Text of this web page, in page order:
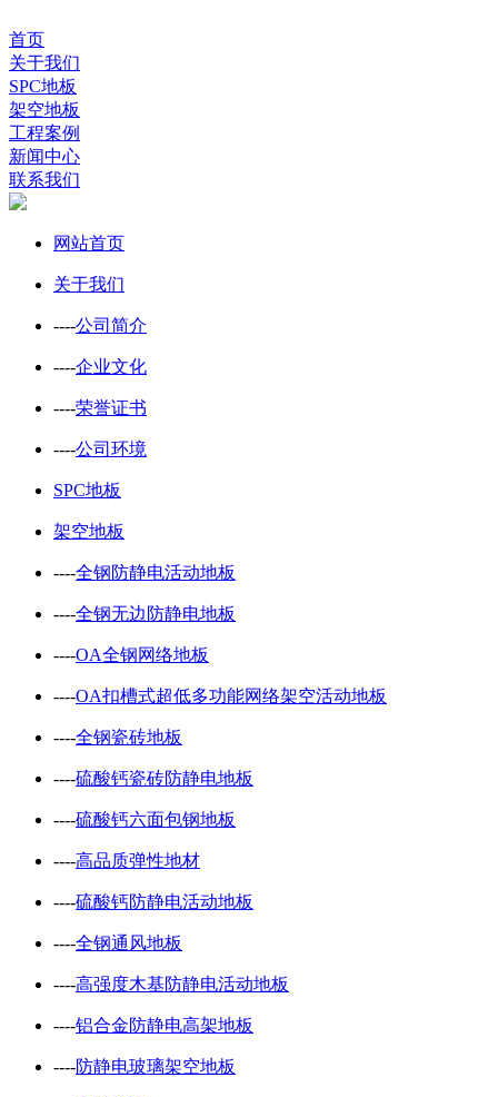
首页
关于我们
SPC地板
架空地板
工程案例
新闻中心
联系我们
网站首页
关于我们
----公司简介
----企业文化
----荣誉证书
----公司环境
SPC地板
架空地板
----全钢防静电活动地板
----全钢无边防静电地板
----OA全钢网络地板
----OA扣槽式超低多功能网络架空活动地板
----全钢瓷砖地板
----硫酸钙瓷砖防静电地板
----硫酸钙六面包钢地板
----高品质弹性地材
----硫酸钙防静电活动地板
----全钢通风地板
----高强度木基防静电活动地板
----铝合金防静电高架地板
----防静电玻璃架空地板